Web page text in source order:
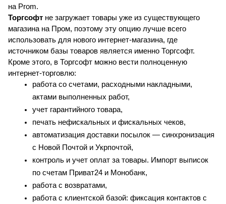
на Prom.
Торгсофт не загружает товары уже из существующего
магазина на Пром, поэтому эту опцию лучше всего
использовать для нового интернет-магазина, где
источником базы товаров является именно Торгсофт.
Кроме этого, в Торгсофт можно вести полноценную
интернет-торговлю:
работа со счетами, расходными накладными,
актами выполненных работ,
учет гарантийного товара,
печать нефискальных и фискальных чеков,
автоматизация доставки посылок — синхронизация
с Новой Почтой и Укрпочтой,
контроль и учет оплат за товары. Импорт выписок
по счетам Приват24 и Монобанк,
работа с возвратами,
работа с клиентской базой: фиксация контактов с